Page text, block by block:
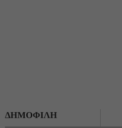
ΔΗΜΟΦΙΛΗ